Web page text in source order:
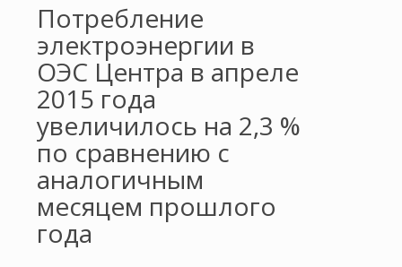
Потребление
электроэнергии в
ОЭС Центра в апреле
2015 года
увеличилось на 2,3 %
по сравнению с
аналогичным
месяцем прошлого
года